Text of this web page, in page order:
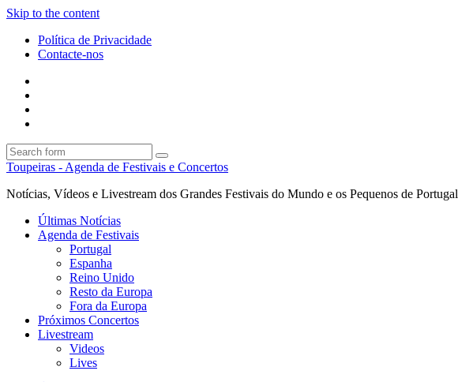
Skip to the content
Política de Privacidade
Contacte-nos
Search
Toupeiras - Agenda de Festivais e Concertos
Notícias, Vídeos e Livestream dos Grandes Festivais do Mundo e os Pequenos de Portugal
Últimas Notícias
Agenda de Festivais
Portugal
Espanha
Reino Unido
Resto da Europa
Fora da Europa
Próximos Concertos
Livestream
Videos
Lives